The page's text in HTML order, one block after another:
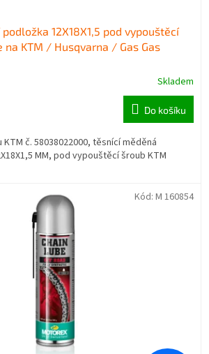
12X18X1,5 pod vypouštěcí
na KTM / Husqvarna / Gas Gas
Skladem
Do košíku
č. 58038022000, těsnící měděná
MM, pod vypouštěcí šroub KTM
Kód: M 160854